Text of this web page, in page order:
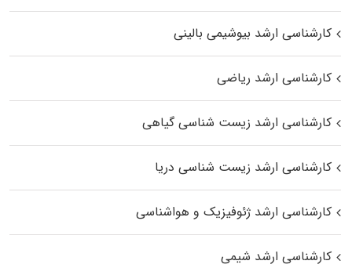
کارشناسی ارشد بیوشیمی بالینی
کارشناسی ارشد ریاضی
کارشناسی ارشد زیست‌ شناسی گیاهی
کارشناسی ارشد زیست‌ شناسی دریا
کارشناسی ارشد ژئوفیزیک و هواشناسی
کارشناسی ارشد شیمی